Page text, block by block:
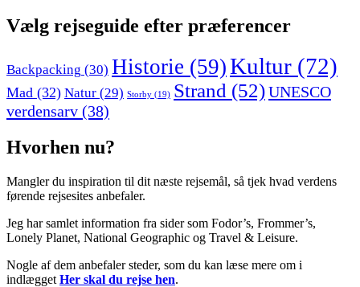
Vælg rejseguide efter præferencer
Backpacking (30) Historie (59)Kultur (72)
Mad (32) Natur (29) Storby (19) Strand (52)UNESCO
verdensarv (38)
Hvorhen nu?
Mangler du inspiration til dit næste rejsemål, så tjek hvad verdens
førende rejsesites anbefaler.
Jeg har samlet information fra sider som Fodor’s, Frommer’s,
Lonely Planet, National Geographic og Travel & Leisure.
Nogle af dem anbefaler steder, som du kan læse mere om i
indlægget Her skal du rejse hen.